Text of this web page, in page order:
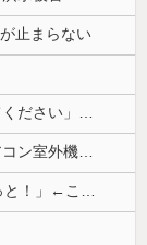
止まらない
「注文キャンセルしました。身分証を提出してください」とAmazonから突然のメール、怪しすぎるのでカスタマーに確認したら……
【熊本地震】車中泊避難して留守の家からエアコン室外機盗む 警察に「室外機が盗まれた」相談数件 天草市の無職男（47）逮捕
【謎】女「43億円注文して………キャンセルっと！」←こいつの目的